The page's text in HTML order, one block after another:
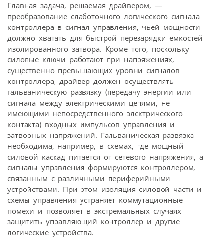
Главная задача, решаемая драйвером, —
преобразование слаботочного логического сигнала
контроллера в сигнал управления, чьей мощности
должно хватать для быстрой перезарядки емкостей
изолированного затвора. Кроме того, поскольку
силовые ключи работают при напряжениях,
существенно превышающих уровни сигналов
контроллера, драйвер должен осуществлять
гальваническую развязку (передачу энергии или
сигнала между электрическими цепями, не
имеющими непосредственного электрического
контакта) входных импульсов управления и
затворных напряжений. Гальваническая развязка
необходима, например, в схемах, где мощный
силовой каскад питается от сетевого напряжения, а
сигналы управления формируются контроллером,
связанным с различными периферийными
устройствами. При этом изоляция силовой части и
схемы управления устраняет коммутационные
помехи и позволяет в экстремальных случаях
защитить управляющий контроллер и другие
логические устройства.